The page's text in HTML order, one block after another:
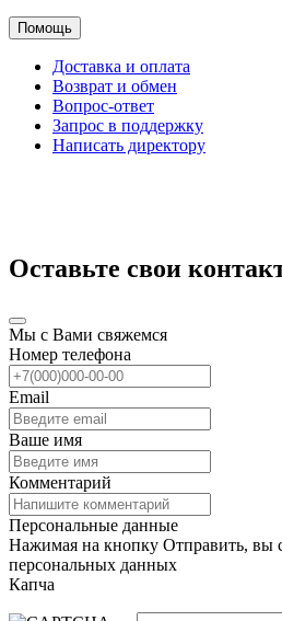
Помощь
Доставка и оплата
Возврат и обмен
Вопрос-ответ
Запрос в поддержку
Написать директору
Оставьте свои
Мы с Вами свяжемся
Номер телефона
Email
Ваше имя
Комментарий
Персональные данные
Нажимая на кнопку Отправить, вы
персональных данных
Капча